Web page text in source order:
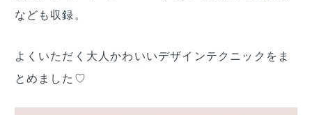
なども収録。
よくいただく大人かわいいデザインテクニックをま
とめました♡